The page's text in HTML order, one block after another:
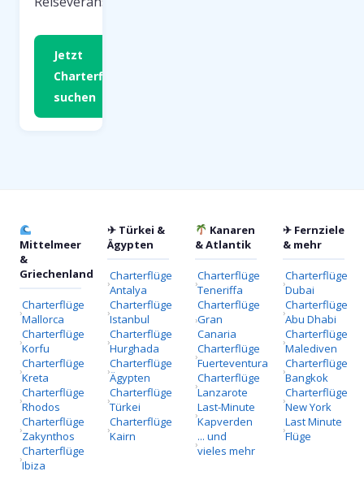
Jetzt
Charterflug
suchen
Mittelmeer
&
Griechenland
Charterflüge
Mallorca
Charterflüge
Korfu
Charterflüge
Kreta
Charterflüge
Rhodos
Charterflüge
Zakynthos
Charterflüge
Ibiza
✈ Türkei &
Ägypten
Charterflüge
Antalya
Charterflüge
Istanbul
Charterflüge
Hurghada
Charterflüge
Ägypten
Charterflüge
Türkei
Charterflüge
Kairn
Kanaren
& Atlantik
Charterflüge
Teneriffa
Charterflüge
Gran
Canaria
Charterflüge
Fuerteventura
Charterflüge
Lanzarote
Last-Minute
Kapverden
... und
vieles mehr
✈ Fernziele
& mehr
Charterflüge
Dubai
Charterflüge
Abu Dhabi
Charterflüge
Malediven
Charterflüge
Bangkok
Charterflüge
New York
Last Minute
Flüge